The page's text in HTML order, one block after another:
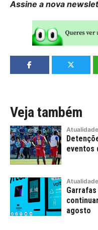
Assine a nova
Veja também
Atualidade
eventos
Atualidade
agosto